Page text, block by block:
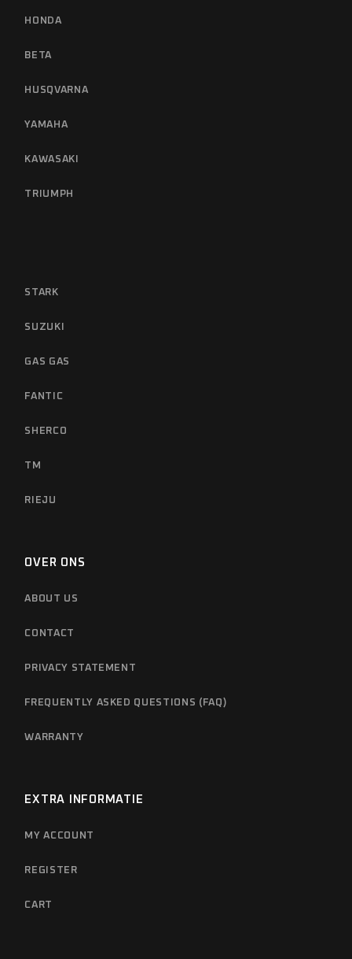
HONDA
BETA
HUSQVARNA
YAMAHA
KAWASAKI
TRIUMPH
STARK
SUZUKI
GAS GAS
FANTIC
SHERCO
TM
RIEJU
OVER ONS
ABOUT US
CONTACT
PRIVACY STATEMENT
FREQUENTLY ASKED QUESTIONS (FAQ)
WARRANTY
EXTRA INFORMATIE
MY ACCOUNT
REGISTER
CART